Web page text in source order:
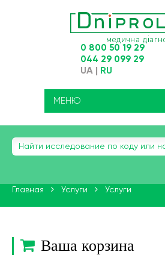
0 800 50 19 29
044 29 099 29
UA RU
МЕНЮ
Главная Услуги Услуги
Ваша корзина